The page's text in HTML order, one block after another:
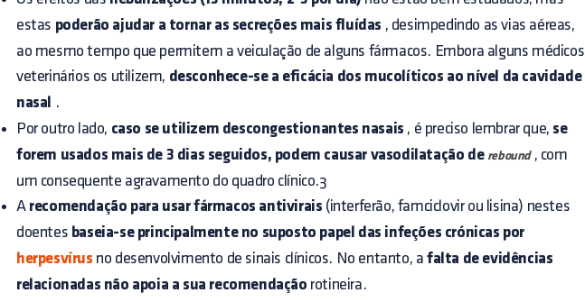
estas poderão ajudar a tornar as secreções mais fluídas , desimpedindo as vias aéreas,
ao mesmo tempo que permitem a veiculação de alguns fármacos. Embora alguns médicos
veterinários os utilizem, desconhece-se a eficácia dos mucolíticos ao nível da cavidade
nasal .
Por outro lado, caso se utilizem descongestionantes nasais , é preciso lembrar que, se
forem usados mais de 3 dias seguidos, podem causar vasodilatação de rebound, com
um consequente agravamento do quadro clínico.3
A recomendação para usar fármacos antivirais (interferão, famciclovir ou lisina) nestes
doentes baseia-se principalmente no suposto papel das infeções crónicas por
herpesvírus no desenvolvimento de sinais clínicos. No entanto, afalta de evidências
relacionadas não apoia a sua recomendação rotineira.